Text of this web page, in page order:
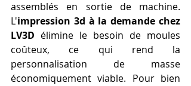
assemblés en sortie de machine.
L'impression 3d à la demande chez
LV3D élimine le besoin de moules
coûteux, ce qui rend la
personnalisation de masse
économiquement viable. Pour bien